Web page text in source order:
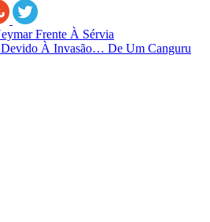
Frente À Sérvia
À Invasão… De Um Canguru